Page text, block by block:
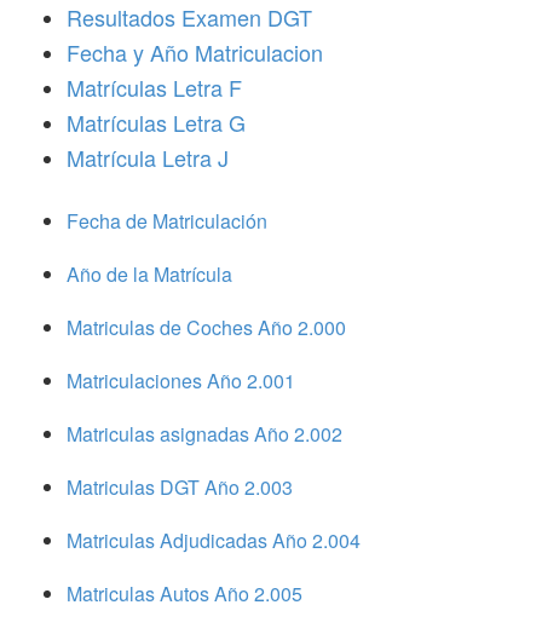
Resultados Examen DGT
Fecha y Año Matriculacion
Matrículas Letra F
Matrículas Letra G
Matrícula Letra J
Fecha de Matriculación
Año de la Matrícula
Matriculas de Coches Año 2.000
Matriculaciones Año 2.001
Matriculas asignadas Año 2.002
Matriculas DGT Año 2.003
Matriculas Adjudicadas Año 2.004
Matriculas Autos Año 2.005